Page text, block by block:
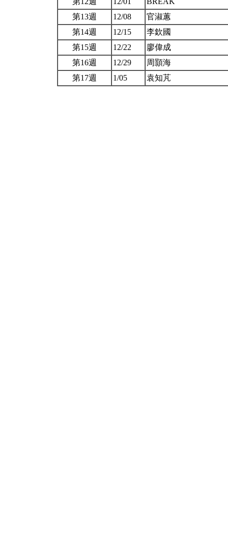
第13週
12/08
官淑蕙
第14週
12/15
李欽國
第15週
12/22
廖偉成
第16週
12/29
周顥海
第17週
1/05 袁知芃